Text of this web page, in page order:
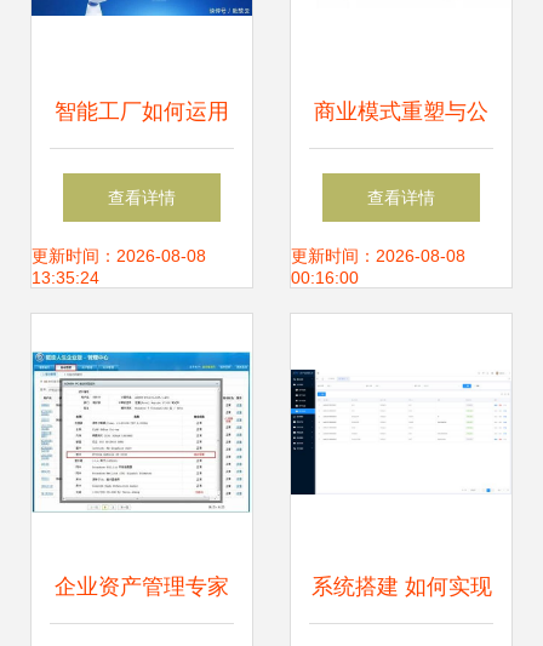
智能工厂如何运用
可视化进行设备管
理?
查看详情
更新时间：2026-08-08
13:35:24
商业模式重塑与公
司价值创新 企业资
产管理的新视角
查看详情
更新时间：2026-08-08
00:16:00
企业资产管理专家 系统搭建 如何实现